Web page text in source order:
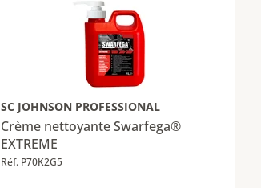
SC JOHNSON PROFESSIONAL
Crème nettoyante Swarfega®
EXTREME
Réf. P70K2G5